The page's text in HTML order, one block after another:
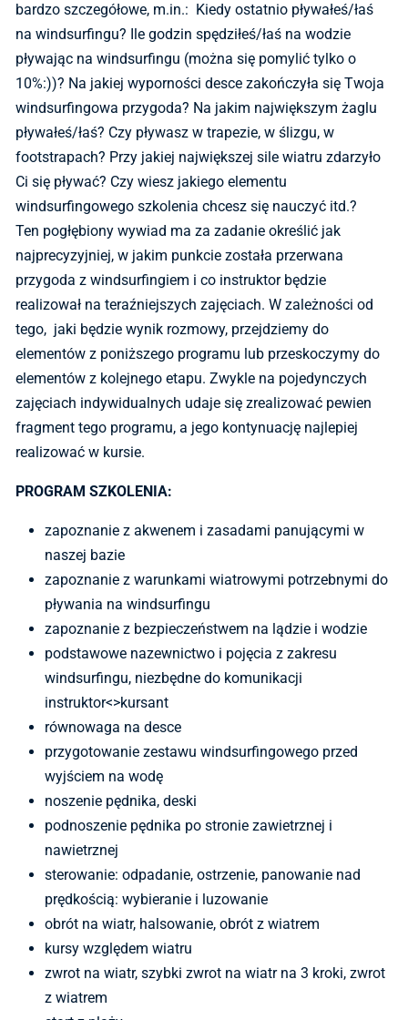
bardzo szczegółowe, m.in.: Kiedy ostatnio pływałeś/łaś
na windsurfingu? Ile godzin spędziłeś/łaś na wodzie
pływając na windsurfingu (można się pomylić tylko o
10%:))? Na jakiej wyporności desce zakończyła się Twoja
windsurfingowa przygoda? Na jakim największym żaglu
pływałeś/łaś? Czy pływasz w trapezie, w ślizgu, w
footstrapach? Przy jakiej największej sile wiatru zdarzyło
Ci się pływać? Czy wiesz jakiego elementu
windsurfingowego szkolenia chcesz się nauczyć itd.?
Ten pogłębiony wywiad ma za zadanie określić jak
najprecyzyjniej, w jakim punkcie została przerwana
przygoda z windsurfingiem i co instruktor będzie
realizował na teraźniejszych zajęciach. W zależności od
tego, jaki będzie wynik rozmowy, przejdziemy do
elementów z poniższego programu lub przeskoczymy do
elementów z kolejnego etapu. Zwykle na pojedynczych
zajęciach indywidualnych udaje się zrealizować pewien
fragment tego programu, a jego kontynuację najlepiej
realizować w kursie.
PROGRAM SZKOLENIA:
zapoznanie z akwenem i zasadami panującymi w
naszej bazie
zapoznanie z warunkami wiatrowymi potrzebnymi do
pływania na windsurfingu
zapoznanie z bezpieczeństwem na lądzie i wodzie
podstawowe nazewnictwo i pojęcia z zakresu
windsurfingu, niezbędne do komunikacji
instruktor<>kursant
równowaga na desce
przygotowanie zestawu windsurfingowego przed
wyjściem na wodę
noszenie pędnika, deski
podnoszenie pędnika po stronie zawietrznej i
nawietrznej
sterowanie: odpadanie, ostrzenie, panowanie nad
prędkością: wybieranie i luzowanie
obrót na wiatr, halsowanie, obrót z wiatrem
kursy względem wiatru
zwrot na wiatr, szybki zwrot na wiatr na 3 kroki, zwrot
z wiatrem